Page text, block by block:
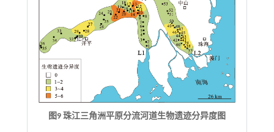
图9 珠江三角洲平原分流河道生物遗迹分异度图